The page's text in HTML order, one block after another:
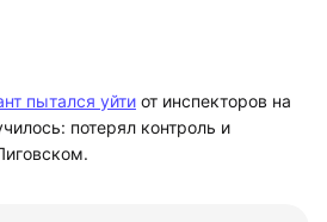
пытался уйти от инспекторов на
потерял контроль и